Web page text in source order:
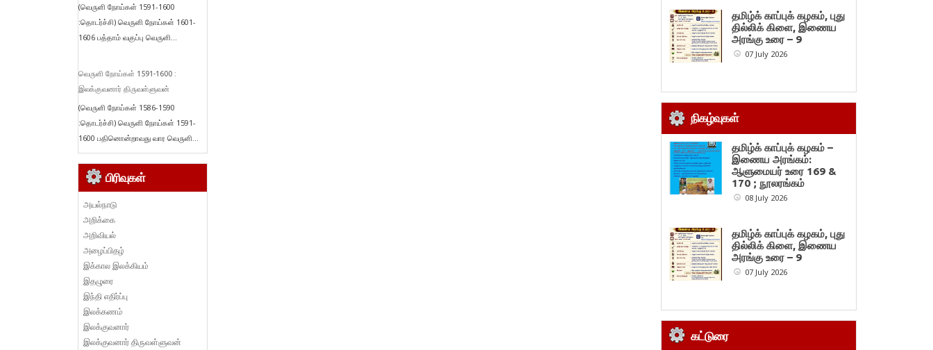
(வெருளி நோய்கள் 1591-1600
:தொடர்ச்சி) வெருளி நோய்கள் 1601-
1606 பத்தாம் வகுப்பு வெருளி...
வெருளி நோய்கள் 1591-1600 :
இலக்குவனார் திருவள்ளுவன்
(வெருளி நோய்கள் 1586-1590
:தொடர்ச்சி) வெருளி நோய்கள் 1591-
1600 பதினொன்றாவது வார வெருளி...
பிரிவுகள்
அயல்நாடு
அறிக்கை
அறிவியல்
அழைப்பிதழ்
இக்கால இலக்கியம்
இதழுரை
இந்தி எதிர்ப்பு
இலக்கணம்
இலக்குவனார்
இலக்குவனார் திருவள்ளுவன்
தமிழ்க் காப்புக் கழகம், புது
தில்லிக் கிளை, இணைய
அரங்கு உரை – 9
07 July 2026
நிகழ்வுகள்
தமிழ்க் காப்புக் கழகம் –
இணைய அரங்கம்:
ஆளுமையர் உரை 169 &
170 ; நூலரங்கம்
08 July 2026
தமிழ்க் காப்புக் கழகம், புது
தில்லிக் கிளை, இணைய
அரங்கு உரை – 9
07 July 2026
கட்டுரை